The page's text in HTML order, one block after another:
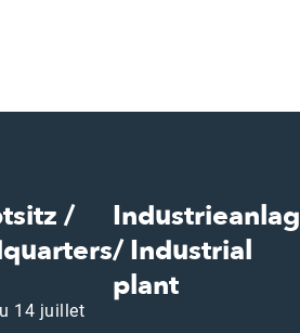
/
14 juillet
/ Industrial
plant